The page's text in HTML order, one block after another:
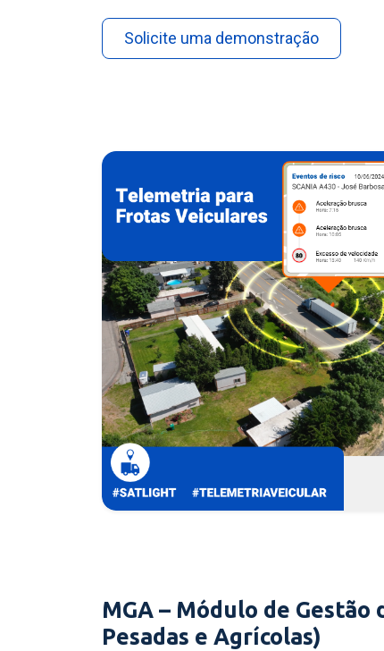
Solicite uma demonstração
MGA – Módulo de Gestão
Pesadas e Agrícolas)